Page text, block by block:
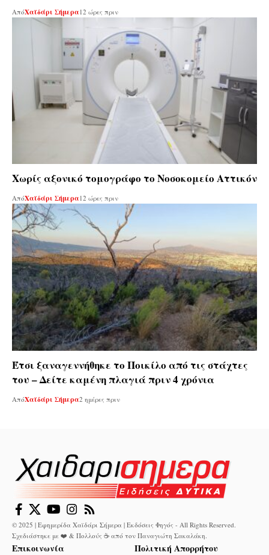
ΑπόΧαϊδάρι Σήμερα 12 ώρες πριν
Χωρίς αξονικό τομογράφο το Νοσοκομείο Αττικόν
ΑπόΧαϊδάρι Σήμερα12 ώρες πριν
Έτσι ξαναγεννήθηκε το Ποικίλο από τις στάχτες
του – Δείτε καμένη πλαγιά πριν 4 χρόνια
ΑπόΧαϊδάρι Σήμερα2 ημέρες πριν
© 2025 | Εφημερίδα Χαϊδάρι Σήμερα | Εκδόσεις Φηγός - All Rights Reserved.
Σχεδιάστηκε με ❤️ & Πολλούς ☕ από τον Παναγιώτη Σακαλάκη
Επικοινωνία
Πολιτική Απορρήτου